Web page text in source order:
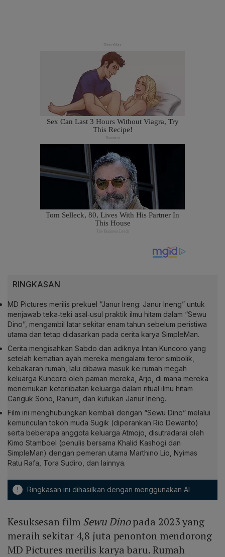
RINGKASAN
MD Pictures merilis prekuel “Janur Ireng: Janur Ineng” untuk
menjawab teka‑teki asal‑usul praktik ilmu hitam dalam “Sewu
Dino”, mengambil latar sekitar enam tahun sebelum peristiwa
utama dan tetap didasarkan pada cerita karya SimpleMan.
Cerita mengisahkan Sabdo dan adiknya Intan Kuncoro yang
setelah kematian ayah mereka mengalami teror simbolik,
kebakaran rumah, lalu dibawa masuk ke rumah megah
keluarga Kuncoro oleh paman mereka, Arjo, di mana mereka
menemukan keterlibatan keluarga dalam ritual ilmu hitam
Canguk Sono, Ranum, dan kutukan Janur Ineng.
Film ini menghubungkan kembali dengan “Sewu Dino” melalui
kemunculan tokoh muda Sugik (diperankan Rio Dewanto)
serta beberapa anggota keluarga Atmojo, disutradarai oleh
Kimo Stamboel (penulis bersama Khalid Kashogi dan
SimpleMan) dengan pemeran utama Marthino Lio, Nyimas
Ratu Rafa, Tora Sudiro, dan lainnya.
! Ringkasan ini dihasilkan dengan menggunakan AI
Kesuksesan film Sewu Dinopada 2023 yang
meraih sekitar 4,8 juta penonton mendorong
MD Pictures merilis karya baru. Rumah